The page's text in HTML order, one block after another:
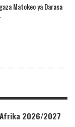
Matokeo ya Darasa
2026/2027